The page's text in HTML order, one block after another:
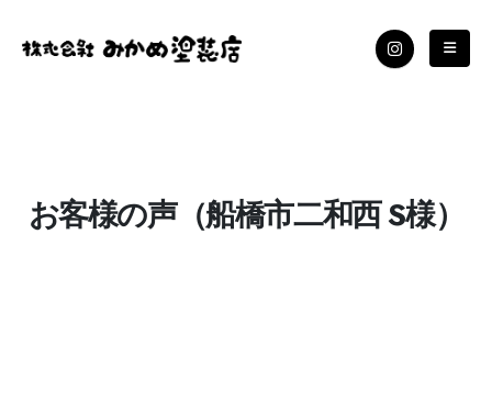
お客様の声（船橋市二和西 S様）